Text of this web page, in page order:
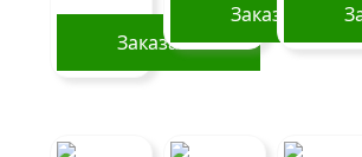
Заказать
Заказать